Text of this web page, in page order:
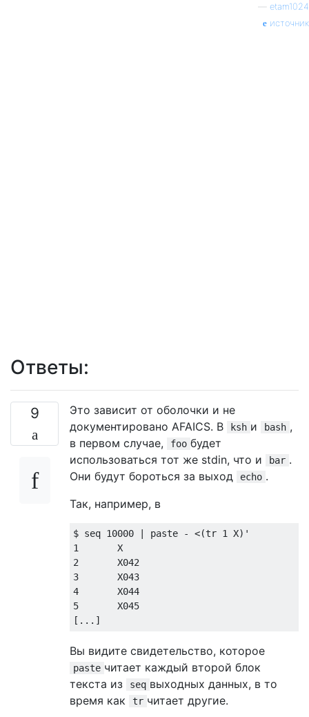
etam1024
источник
Ответы:
9
Это зависит от оболочки и не
документировано AFAICS. В
ksh и bash ,
в первом случае,
foo будет
использоваться тот же stdin, что и
bar .
Они будут бороться за выход
echo .
Так, например, в
$ seq 10000 | paste - <(tr 1 X) '
1       X
2       X042
3       X043
4       X044
5       X045
[...]
Вы видите свидетельство, которое
paste читает каждый второй блок
текста из
seq выходных данных, в то
время как
tr читает другие.